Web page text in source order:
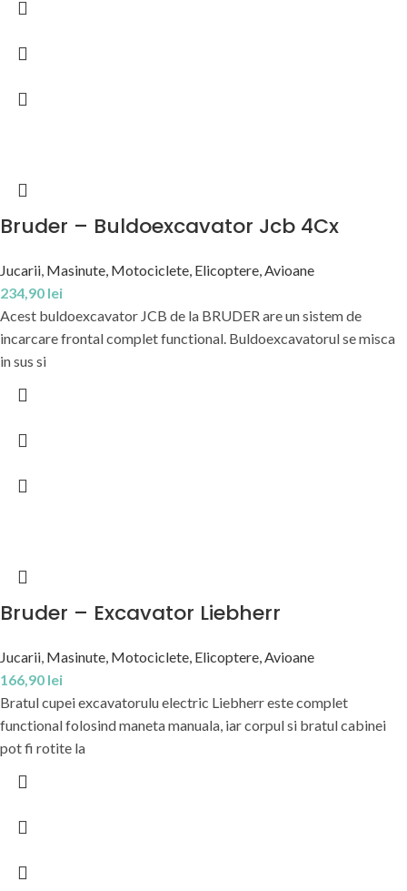
Bruder – Buldoexcavator Jcb 4Cx
Jucarii, Masinute, Motociclete, Elicoptere, Avioane
234,90 lei
Acest buldoexcavator JCB de la BRUDER are un sistem de
incarcare frontal complet functional. Buldoexcavatorul se misca
in sus si
Bruder – Excavator Liebherr
Jucarii, Masinute, Motociclete, Elicoptere, Avioane
166,90 lei
Bratul cupei excavatorulu electric Liebherr este complet
functional folosind maneta manuala, iar corpul si bratul cabinei
pot fi rotite la